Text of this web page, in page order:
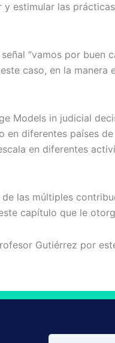
estimular las
“vamos por
caso, en la
Models in judicial
en diferentes países
en diferentes
las múltiples
capítulo que le
Gutiérrez por